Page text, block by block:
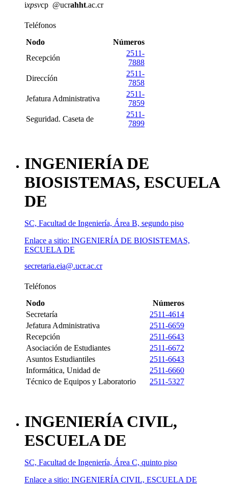
ixpsvcp @ucrahht.ac.cr
Teléfonos
Nodo
Números
Recepción
2511-
7888
Direccíón
2511-
7858
Jefatura Administrativa
2511-
7859
Seguridad. Caseta de
2511-
7899
INGENIERÍA DE
BIOSISTEMAS, ESCUELA
DE
SC, Facultad de Ingeniería, Área B, segundo piso
Enlace a sitio: INGENIERÍA DE BIOSISTEMAS,
ESCUELA DE
secretaria.eia@.ucr.ac.cr
Teléfonos
Nodo
Números
Secretaría
2511-4614
Jefatura Administrativa
2511-6659
Recepción
2511-6643
Asociación de Estudiantes
2511-6672
Asuntos Estudiantiles
2511-6643
Informática, Unidad de
2511-6660
Técnico de Equipos y Laboratorio
2511-5327
INGENIERÍA CIVIL,
ESCUELA DE
SC, Facultad de Ingeniería, Área C, quinto piso
Enlace a sitio: INGENIERÍA CIVIL, ESCUELA DE